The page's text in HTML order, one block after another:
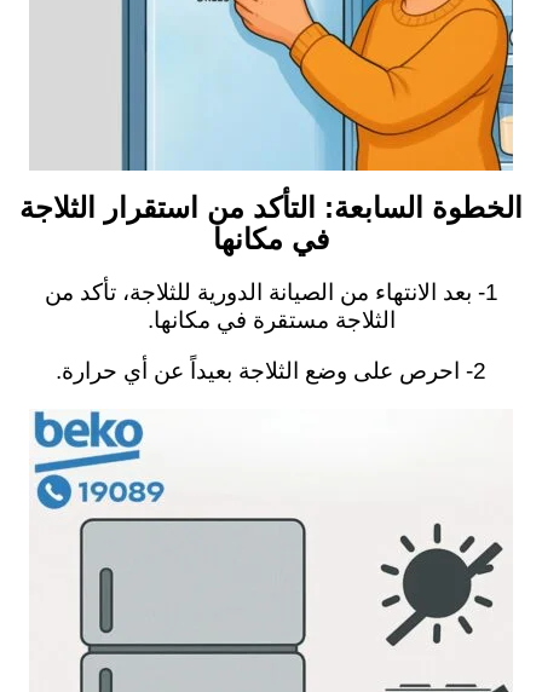
الخطوة السابعة: التأكد من استقرار الثلاجة
في مكانها
1- بعد الانتهاء من الصيانة الدورية للثلاجة، تأكد من
الثلاجة مستقرة في مكانها.
2- احرص على وضع الثلاجة بعيداً عن أي حرارة.